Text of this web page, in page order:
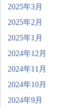
2025年3月
2025年2月
2025年1月
2024年12月
2024年11月
2024年10月
2024年9月